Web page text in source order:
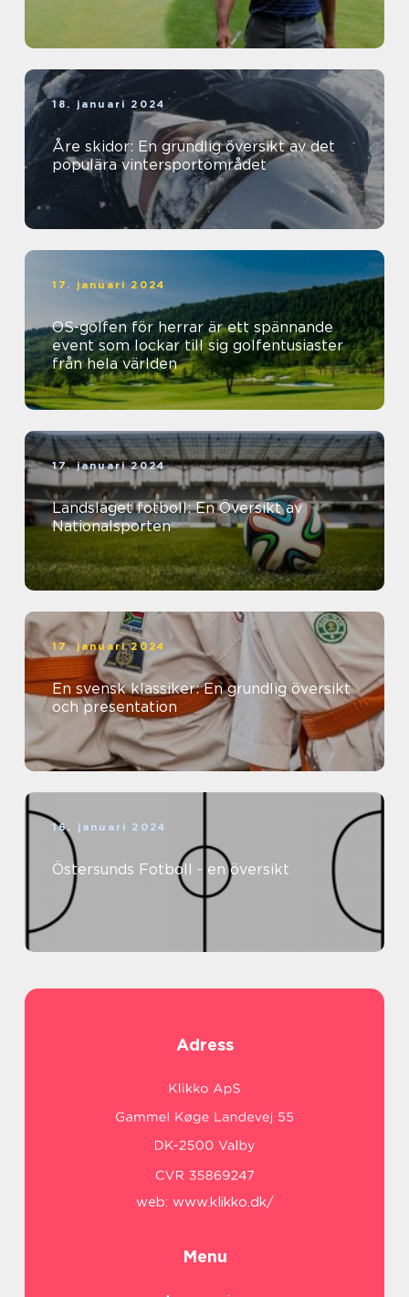
18. januari 2024
Åre skidor: En grundlig översikt av det
populära vintersportområdet
17. januari 2024
OS-golfen för herrar är ett spännande
event som lockar till sig golfentusiaster
från hela världen
17. januari 2024
Landslaget fotboll: En Översikt av
Nationalsporten
17. januari 2024
En svensk klassiker: En grundlig översikt
och presentation
16. januari 2024
Östersunds Fotboll - en översikt
Adress
web: www.klikko.dk/
Menu